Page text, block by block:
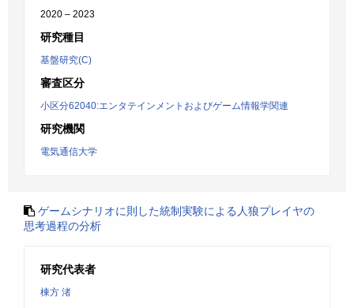
2020 – 2023
研究種目
基盤研究(C)
審査区分
小区分62040:エンタテインメントおよびゲーム情報学関連
研究機関
電気通信大学
ゲームシナリオに則した統制実験による人狼プレイヤの
思考過程の分析
研究代表者
棟方 渚